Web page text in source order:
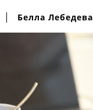
Белла Лебедева